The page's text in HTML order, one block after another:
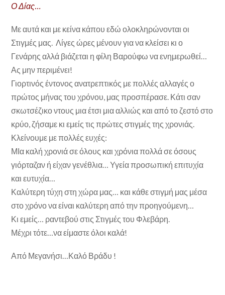
Ο Δίας…
Με αυτά και με κείνα κάπου εδώ ολοκληρώνονται οι
Στιγμές μας. Λίγες ώρες μένουν για να κλείσει κι ο
Γενάρης αλλά βιάζεται η φίλη Βαρούφω να ενημερωθεί…
Ας μην περιμένει!
Γιορτινός έντονος ανατρεπτικός με πολλές αλλαγές ο
πρώτος μήνας του χρόνου, μας προσπέρασε. Κάτι σαν
σκωτσέζικο ντους μια έτσι μια αλλιώς και από το ζεστό στο
κρύο, ζήσαμε κι εμείς τις πρώτες στιγμές της χρονιάς.
Κλείνουμε με πολλές ευχές:
ΜΙα καλή χρονιά σε όλους και χρόνια πολλά σε όσους
γιόρταζαν ή είχαν γενέθλια… Υγεία προσωπική επιτυχία
και ευτυχία…
Καλύτερη τύχη στη χώρα μας… και κάθε στιγμή μας μέσα
στο χρόνο να είναι καλύτερη από την προηγούμενη…
Κι εμείς… ραντεβού στις Στιγμές του Φλεβάρη.
Μέχρι τότε…να είμαστε όλοι καλά!
Από Μεγανήσι…Καλό Βράδυ !